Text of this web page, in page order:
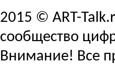
2015 © ART-
сообщество
Внимание! Все